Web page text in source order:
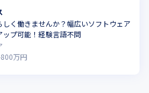
しく働きませんか？幅広いソフトウェア
プ可能！経験言語不問
800万円